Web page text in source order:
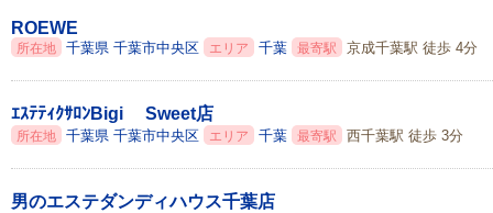
ROEWE
所在地 千葉県 千葉市中央区 エリア 千葉 最寄駅 京成千葉駅 徒歩 4分
ｴｽﾃﾃｨｸｻﾛﾝBigi Sweet店
所在地 千葉県 千葉市中央区 エリア 千葉 最寄駅 西千葉駅 徒歩 3分
男のエステダンディハウス千葉店